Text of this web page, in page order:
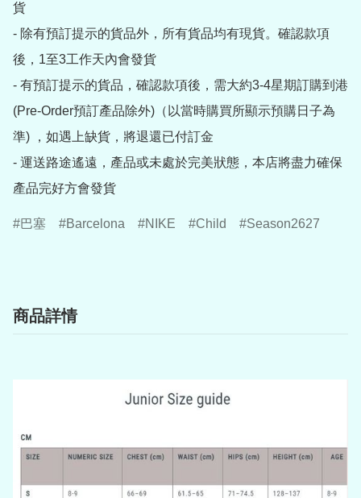
貨
- 除有預訂提示的貨品外，所有貨品均有現貨。確認款項
後，1至3工作天內會發貨
- 有預訂提示的貨品，確認款項後，需大約3-4星期訂購到港
(Pre-Order預訂產品除外)（以當時購買所顯示預購日子為
準) ，如遇上缺貨，將退還已付訂金
- 運送路途遙遠，產品或未處於完美狀態，本店將盡力確保
產品完好方會發貨
巴塞 Barcelona NIKE Child Season2627
商品詳情